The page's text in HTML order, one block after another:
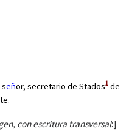
señor, secretario de Stados1 de
con escritura transversal:]